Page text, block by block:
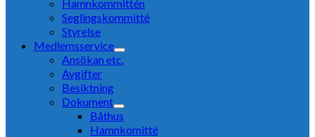
Hamnkommittén
Seglingskommitté
Styrelse
Medlemsservice
Ansökan etc.
Avgifter
Besiktning
Dokument
Båthus
Hamnkomitté